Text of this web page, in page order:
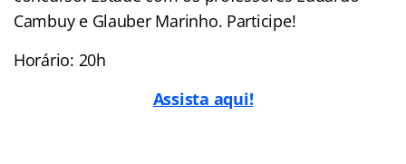
Cambuy e Glauber Marinho. Participe!
Horário: 20h
Assista aqui!